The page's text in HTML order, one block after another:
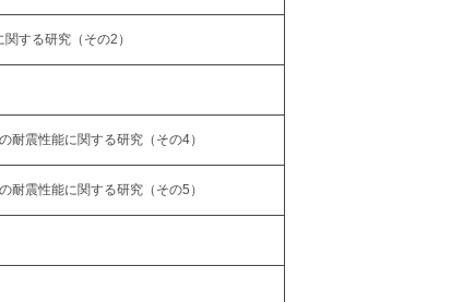
する研究（その2）
耐震性能に関する研究（その4）
耐震性能に関する研究（その5）